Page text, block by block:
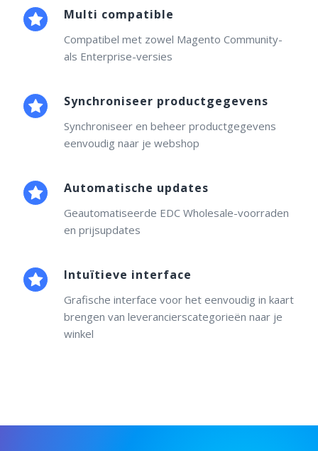
Multi compatible
Compatibel met zowel Magento Community-
als Enterprise-versies
Synchroniseer productgegevens
Synchroniseer en beheer productgegevens
eenvoudig naar je webshop
Automatische updates
Geautomatiseerde EDC Wholesale-voorraden
en prijsupdates
Intuïtieve interface
Grafische interface voor het eenvoudig in kaart
brengen van leverancierscategorieën naar je
winkel